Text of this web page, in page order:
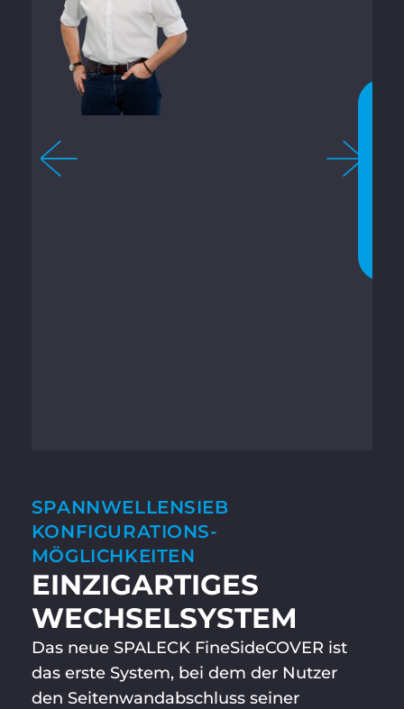
SPANNWELLENSIEB
KONFIGURATIONS­
MÖGLICHKEITEN
EINZIG­ARTIGES
WECHSEL­SYSTEM
Das neue SPALECK FineSideCOVER ist
das erste System, bei dem der Nutzer
den Seitenwandabschluss seiner